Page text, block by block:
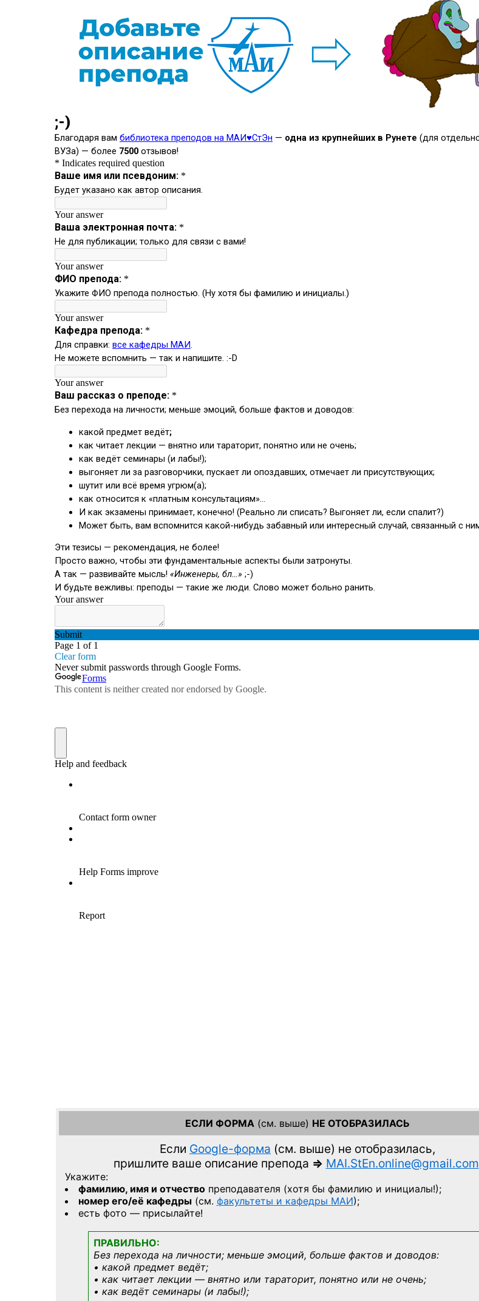
ЕСЛИ ФОРМА (см. выше) НЕ ОТОБРАЗИЛАСЬ
Если Google-форма (см. выше) не отобразилась,
пришлите ваше описание препода => MAI.StEn.online@gmail.com
Укажите:
фамилию, имя и отчествопреподавателя (хотя бы фамилию и инициалы!);
номер его/её кафедры(см. факультеты и кафедры МАИ);
есть фото — присылайте!
ПРАВИЛЬНО:
Без перехода на личности; меньше эмоций, больше фактов и доводов:
• какой предмет ведёт;
• как читает лекции — внятно или тараторит, понятно или не очень;
• как ведёт семинары (и лабы!);